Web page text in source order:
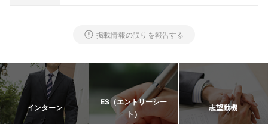
掲載情報の誤りを報告する
インターン
ES（エントリーシー
ト）
志望動機